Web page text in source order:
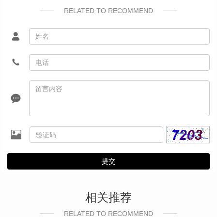
RELATED TO RECOMMEND
提交
相关推荐
RELATED TO RECOMMEND